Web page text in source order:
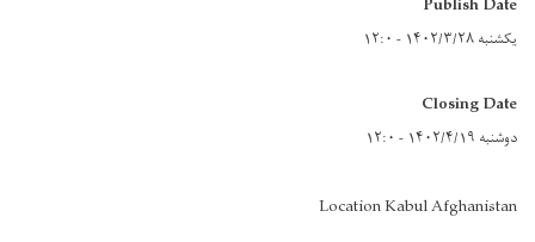
یکشنبه ۱۴۰۲/۳/۲۸ - ۱۲:۰
Closing Date
دوشنبه ۱۴۰۲/۴/۱۹ - ۱۲:۰
Location Kabul Afghanistan